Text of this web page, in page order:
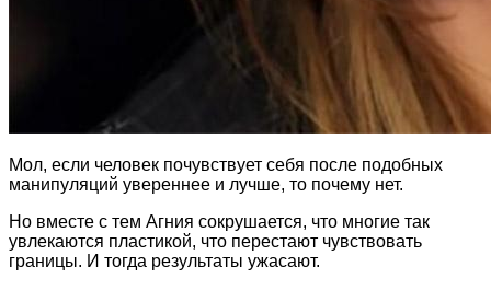
Мол, если человек почувствует себя после подобных
манипуляций увереннее и лучше, то почему нет.
Но вместе с тем Агния сокрушается, что многие так
увлекаются пластикой, что перестают чувствовать
границы. И тогда результаты ужасают.